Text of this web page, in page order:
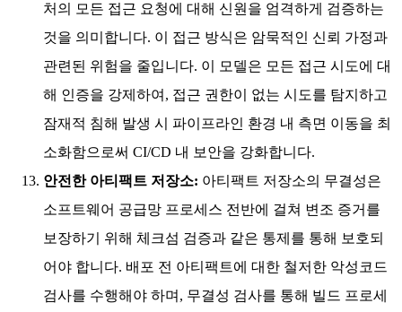
처의 모든 접근 요청에 대해 신원을 엄격하게 검증하는
것을 의미합니다. 이 접근 방식은 암묵적인 신뢰 가정과
관련된 위험을 줄입니다. 이 모델은 모든 접근 시도에 대
해 인증을 강제하여, 접근 권한이 없는 시도를 탐지하고
잠재적 침해 발생 시 파이프라인 환경 내 측면 이동을 최
소화함으로써 CI/CD 내 보안을 강화합니다.
안전한 아티팩트 저장소: 아티팩트 저장소의 무결성은
소프트웨어 공급망 프로세스 전반에 걸쳐 변조 증거를
보장하기 위해 체크섬 검증과 같은 통제를 통해 보호되
어야 합니다. 배포 전 아티팩트에 대한 철저한 악성코드
검사를 수행해야 하며, 무결성 검사를 통해 빌드 프로세